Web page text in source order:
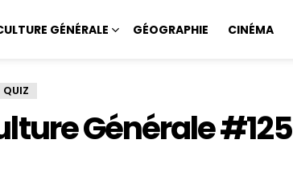
GÉNÉRALE GÉOGRAPHIE CINÉMA
QUIZ
Générale #125